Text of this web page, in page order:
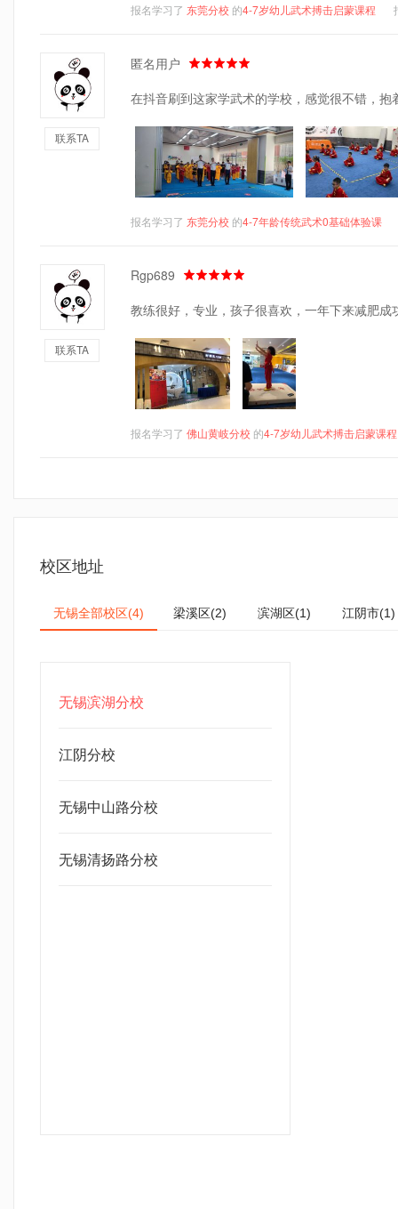
报名学习了 东莞分校 的4-7岁幼儿武术搏击启蒙课程
联系TA
匿名用户
在抖音刷到这家学武术的学校，感觉很不错，
报名学习了 东莞分校 的4-7年龄传统武术0基础体验课
联系TA
Rgp689
教练很好，专业，孩子很喜欢，一年下来减肥成
报名学习了 佛山黄岐分校 的4-7岁幼儿武术搏击启蒙课程
校区地址
无锡全部校区(4) 梁溪区(2) 滨湖区(1) 江阴市(1)
无锡滨湖分校
江阴分校
无锡中山路分校
无锡清扬路分校